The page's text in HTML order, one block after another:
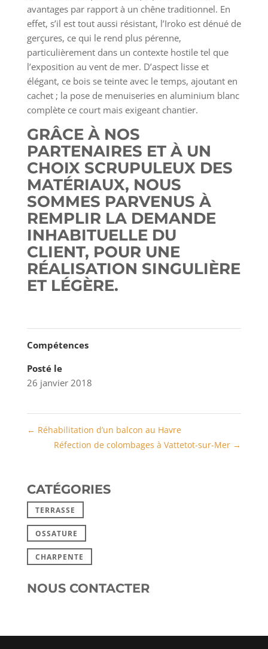
avantages par rapport à un chêne traditionnel. En
effet, s’il est tout aussi résistant, l’Iroko est dénué de
gerçures, ce qui le rend plus pérenne,
particulièrement dans un contexte hostile tel que
l’exposition au vent de mer. D’aspect lisse et
élégant, ce bois se teinte avec le temps, ajoutant en
cachet ; la pose de menuiseries en aluminium blanc
complète ce court mais exigeant chantier.
GRÂCE À NOS
PARTENAIRES ET À UN
CHOIX SCRUPULEUX DES
MATÉRIAUX, NOUS
SOMMES PARVENUS À
REMPLIR LA DEMANDE
INHABITUELLE DU
CLIENT, POUR UNE
RÉALISATION SINGULIÈRE
ET LÉGÈRE.
Compétences
Posté le
26 janvier 2018
← Réhabilitation d’un balcon au Havre
Réfection de colombages à Vattetot-sur-Mer →
CATÉGORIES
TERRASSE
OSSATURE
CHARPENTE
NOUS CONTACTER